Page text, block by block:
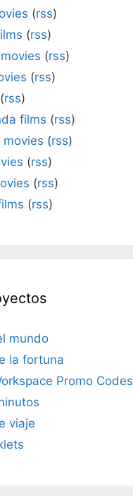
(rss)
(rss)
(rss)
(rss)
(rss)
films (rss)
movies (rss)
(rss)
(rss)
(rss)
mundo
la fortuna
Promo Codes
viaje